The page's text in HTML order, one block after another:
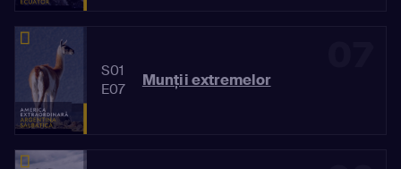
S01
E07
Munții extremelor